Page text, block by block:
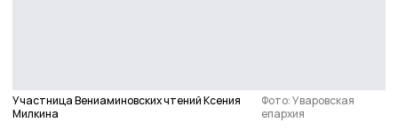
Участница Вениаминовских чтений Ксения
Милкина
Фото: Уваровская
епархия